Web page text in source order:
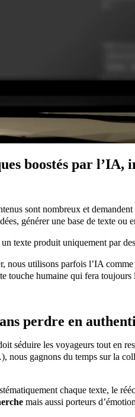
boostés par l’IA,
sont nombreux et
générer une base de texte ou
texte produit uniquement par des
nous utilisons parfois l’IA comme
touche humaine qui fera toujours
perdre en
séduire les voyageurs tout en
nous gagnons du temps sur la
chaque texte, le
mais aussi porteurs